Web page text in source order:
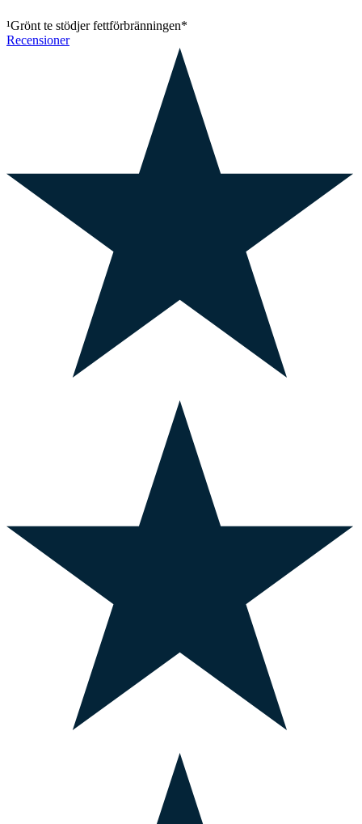
¹Grönt te stödjer fettförbränningen*
Recensioner